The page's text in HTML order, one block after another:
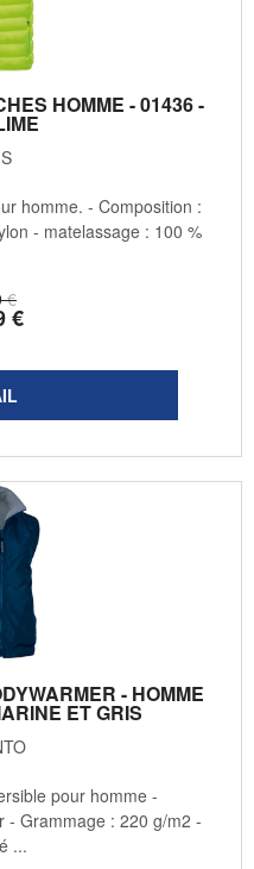
HOMME - 01436 -
€
€
homme. - Composition :
- matelassage : 100 %
- HOMME
ET GRIS
pour homme -
- Grammage : 220 g/m2 -
...